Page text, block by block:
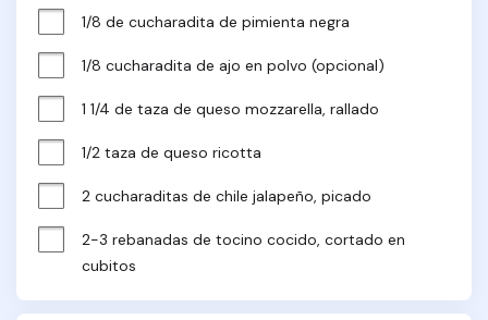
1/8 de cucharadita de pimienta negra
1/8 cucharadita de ajo en polvo (opcional)
1 1/4 de taza de queso mozzarella, rallado
1/2 taza de queso ricotta
2 cucharaditas de chile jalapeño, picado
2-3 rebanadas de tocino cocido, cortado en
cubitos